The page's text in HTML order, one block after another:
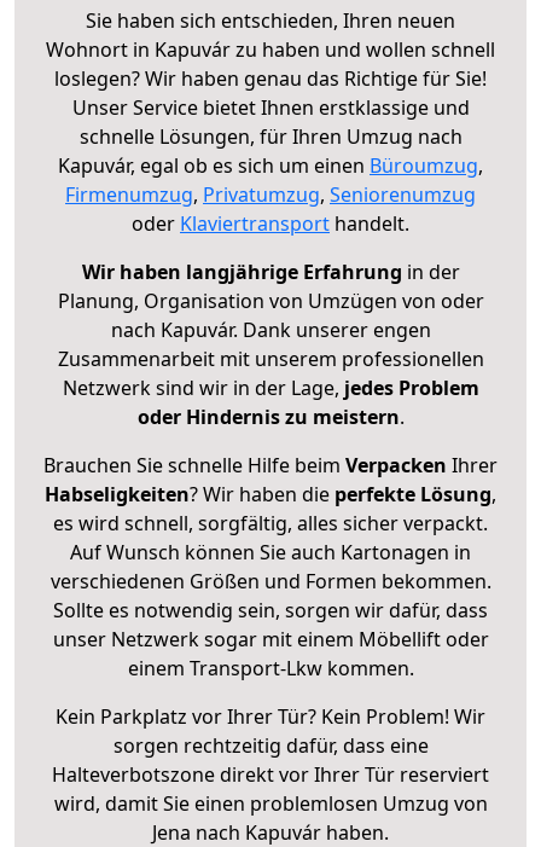
Sie haben sich entschieden, Ihren neuen
Wohnort in Kapuvár zu haben und wollen schnell
loslegen? Wir haben genau das Richtige für Sie!
Unser Service bietet Ihnen erstklassige und
schnelle Lösungen, für Ihren Umzug nach
Kapuvár, egal ob es sich um einen Büroumzug,
Firmenumzug, Privatumzug, Seniorenumzug
oder Klaviertransport handelt.
Wir haben langjährige Erfahrung in der
Planung, Organisation von Umzügen von oder
nach Kapuvár. Dank unserer engen
Zusammenarbeit mit unserem professionellen
Netzwerk sind wir in der Lage, jedes Problem
oder Hindernis zu meistern.
Brauchen Sie schnelle Hilfe beim Verpacken Ihrer
Habseligkeiten? Wir haben die perfekte Lösung,
es wird schnell, sorgfältig, alles sicher verpackt.
Auf Wunsch können Sie auch Kartonagen in
verschiedenen Größen und Formen bekommen.
Sollte es notwendig sein, sorgen wir dafür, dass
unser Netzwerk sogar mit einem Möbellift oder
einem Transport-Lkw kommen.
Kein Parkplatz vor Ihrer Tür? Kein Problem! Wir
sorgen rechtzeitig dafür, dass eine
Halteverbotszone direkt vor Ihrer Tür reserviert
wird, damit Sie einen problemlosen Umzug von
Jena nach Kapuvár haben.